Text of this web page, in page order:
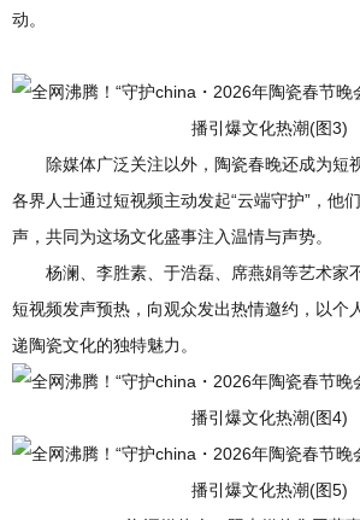
动。
除媒体广泛关注以外，陶瓷春晚还成为短
各界人士通过短视频主动发起“云端守护”，他
声，共同为这场文化盛事注入温情与声势。
杨澜、李胜素、于浩磊、席燕娟等艺术家
短视频发声预热，向观众发出热情邀约，以个
递陶瓷文化的独特魅力。